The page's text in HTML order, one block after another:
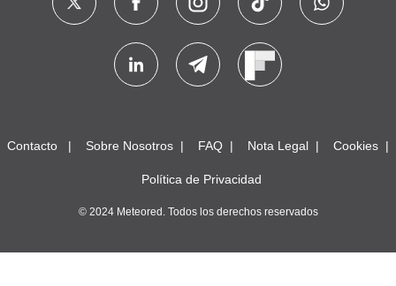
Contacto Sobre Nosotros FAQ Nota Legal Cookies
Política de Privacidad
© 2024 Meteored. Todos los derechos reservados